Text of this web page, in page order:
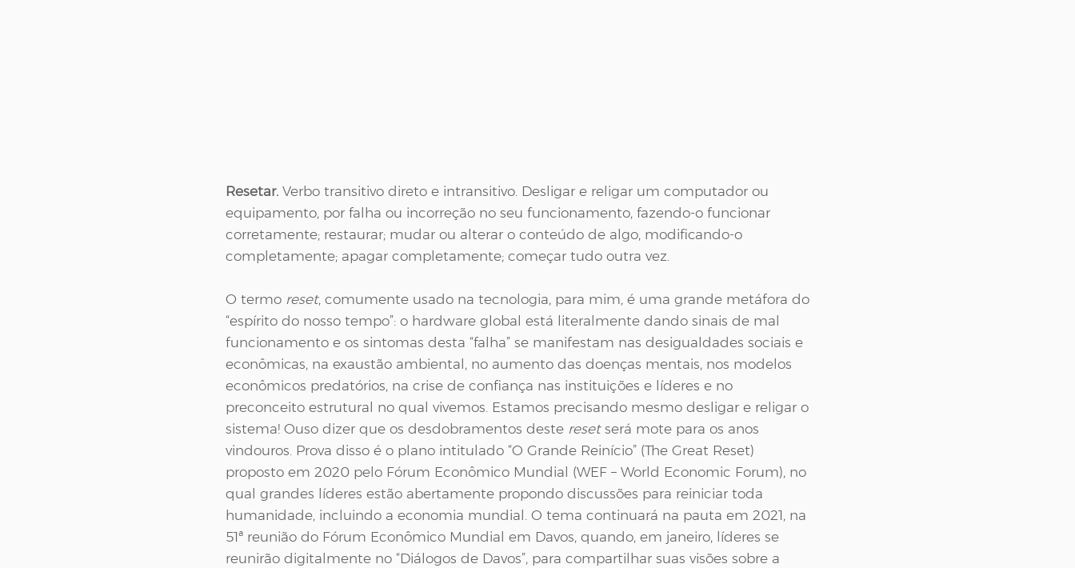
Resetar. Verbo transitivo direto e intransitivo. Desligar e religar um computador ou
equipamento, por falha ou incorreção no seu funcionamento, fazendo-o funcionar
corretamente; restaurar; mudar ou alterar o conteúdo de algo, modificando-o
completamente; apagar completamente; começar tudo outra vez.
O termo reset, comumente usado na tecnologia, para mim, é uma grande metáfora do
“espírito do nosso tempo”: o hardware global está literalmente dando sinais de mal
funcionamento e os sintomas desta “falha” se manifestam nas desigualdades sociais e
econômicas, na exaustão ambiental, no aumento das doenças mentais, nos modelos
econômicos predatórios, na crise de confiança nas instituições e líderes e no
preconceito estrutural no qual vivemos. Estamos precisando mesmo desligar e religar o
sistema! Ouso dizer que os desdobramentos deste reset será mote para os anos
vindouros. Prova disso é o plano intitulado “O Grande Reinício” (The Great Reset)
proposto em 2020 pelo Fórum Econômico Mundial (WEF – World Economic Forum), no
qual grandes líderes estão abertamente propondo discussões para reiniciar toda
humanidade, incluindo a economia mundial. O tema continuará na pauta em 2021, na
51ª reunião do Fórum Econômico Mundial em Davos, quando, em janeiro, líderes se
reunirão digitalmente no “Diálogos de Davos”, para compartilhar suas visões sobre a